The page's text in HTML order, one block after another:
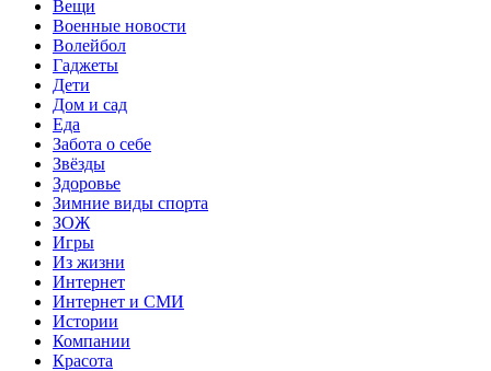
Вещи
Военные новости
Волейбол
Гаджеты
Дети
Дом и сад
Еда
Забота о себе
Звёзды
Здоровье
Зимние виды спорта
ЗОЖ
Игры
Из жизни
Интернет
Интернет и СМИ
Истории
Компании
Красота